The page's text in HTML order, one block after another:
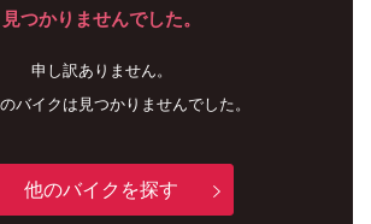
見つかりませんでした。
申し訳ありません。
バイクは見つかりませんでした。
他のバイクを探す